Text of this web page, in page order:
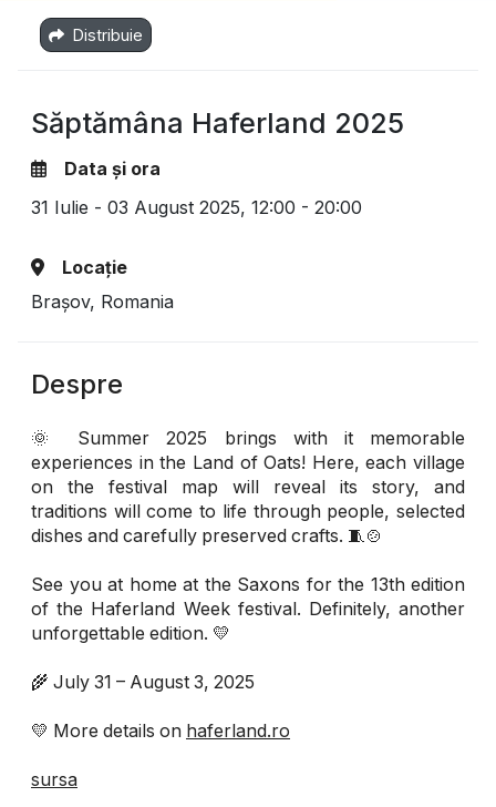
Distribuie
Săptămâna Haferland 2025
Data și ora
31 Iulie - 03 August 2025, 12:00 - 20:00
Locație
Brașov, Romania
Despre
🌞 Summer 2025 brings with it memorable
experiences in the Land of Oats! Here, each village
on the festival map will reveal its story, and
traditions will come to life through people, selected
dishes and carefully preserved crafts. 🧵🍲
See you at home at the Saxons for the 13th edition
of the Haferland Week festival. Definitely, another
unforgettable edition. 💛
🌾 July 31 – August 3, 2025
💛 More details on haferland.ro
sursa